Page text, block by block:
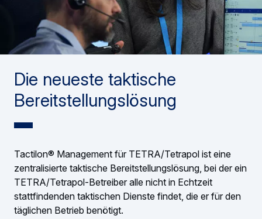
Die neueste taktische
Bereitstellungslösung
Tactilon® Management für TETRA/Tetrapol ist eine
zentralisierte taktische Bereitstellungslösung, bei der ein
TETRA/Tetrapol-Betreiber alle nicht in Echtzeit
stattfindenden taktischen Dienste findet, die er für den
täglichen Betrieb benötigt.